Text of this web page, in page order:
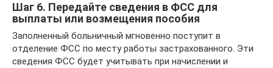
Шаг 6. Передайте сведения в ФСС для
выплаты или возмещения пособия
Заполненный больничный мгновенно поступит в
отделение ФСС по месту работы застрахованного. Эти
сведения ФСС будет учитывать при начислении и